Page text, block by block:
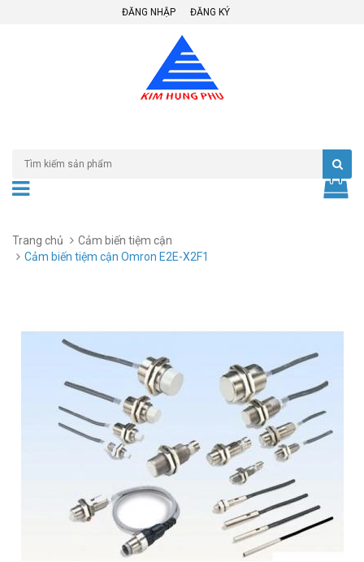
ĐĂNG NHẬP ĐĂNG KÝ
Trang chủ
Cảm biến tiệm cận
Cảm biến tiệm cận Omron E2E-X2F1